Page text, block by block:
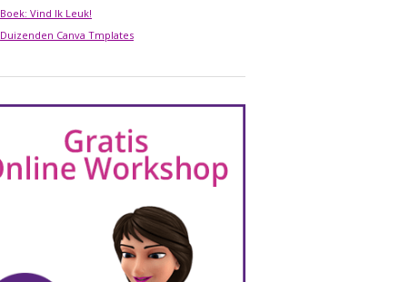
Boek: Vind Ik Leuk!
Duizenden Canva Tmplates